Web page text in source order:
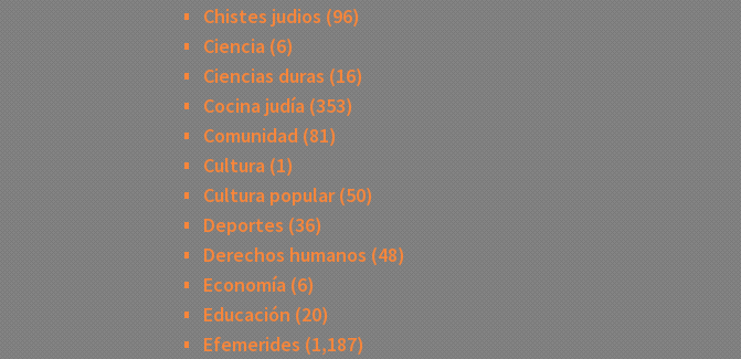
Chistes judios (96)
Ciencia (6)
Ciencias duras (16)
Cocina judía (353)
Comunidad (81)
Cultura (1)
Cultura popular(50)
Deportes (36)
Derechos humanos (48)
Economía (6)
Educación (20)
Efemerides (1,187)